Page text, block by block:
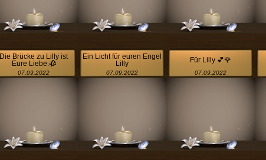
Die Brücke zu Lilly ist
Eure Liebe.🥀
07.09.2022
Ein Licht für euren Engel
Lilly
07.09.2022
Für Lilly 💕🌹
07.09.2022